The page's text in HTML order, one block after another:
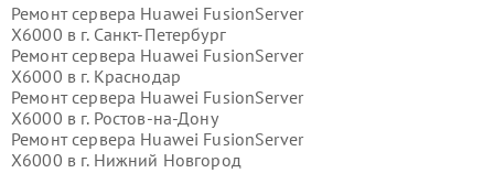
Ремонт сервера Huawei FusionServer
X6000 в г. Санкт-Петербург
Ремонт сервера Huawei FusionServer
X6000 в г. Краснодар
Ремонт сервера Huawei FusionServer
X6000 в г. Ростов-на-Дону
Ремонт сервера Huawei FusionServer
X6000 в г. Нижний Новгород